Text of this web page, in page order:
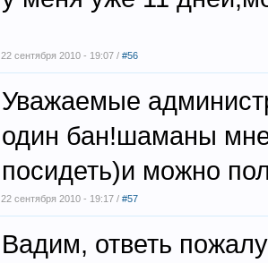
22 сентября 2010 - 19:07 / #56
Уважаемые
один бан!шаманы мне
посидеть)и можно
22 сентября 2010 - 19:17 / #57
Вадим, ответь